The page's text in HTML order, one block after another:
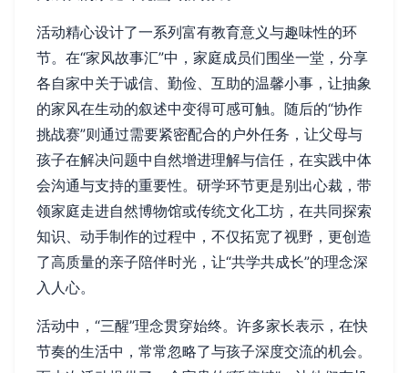
活动精心设计了一系列富有教育意义与趣味性的环
节。在“家风故事汇”中，家庭成员们围坐一堂，分享
各自家中关于诚信、勤俭、互助的温馨小事，让抽象
的家风在生动的叙述中变得可感可触。随后的“协作
挑战赛”则通过需要紧密配合的户外任务，让父母与
孩子在解决问题中自然增进理解与信任，在实践中体
会沟通与支持的重要性。研学环节更是别出心裁，带
领家庭走进自然博物馆或传统文化工坊，在共同探索
知识、动手制作的过程中，不仅拓宽了视野，更创造
了高质量的亲子陪伴时光，让“共学共成长”的理念深
入人心。
活动中，“三醒”理念贯穿始终。许多家长表示，在快
节奏的生活中，常常忽略了与孩子深度交流的机会。